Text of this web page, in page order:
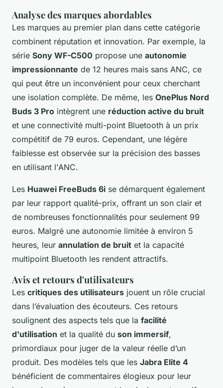
Analyse des marques abordables
Les marques au premier plan dans cette catégorie
combinent réputation et innovation. Par exemple, la
série Sony WF-C500 propose une autonomie
impressionnante de 12 heures mais sans ANC, ce
qui peut être un inconvénient pour ceux cherchant
une isolation complète. De même, les OnePlus Nord
Buds 3 Pro intègrent une réduction active du bruit
et une connectivité multi-point Bluetooth à un prix
compétitif de 79 euros. Cependant, une légère
faiblesse est observée sur la précision des basses
en utilisant l'ANC.
Les Huawei FreeBuds 6i se démarquent également
par leur rapport qualité-prix, offrant un son clair et
de nombreuses fonctionnalités pour seulement 99
euros. Malgré une autonomie limitée à environ 5
heures, leur annulation de bruit et la capacité
multipoint Bluetooth les rendent attractifs.
Avis et retours d'utilisateurs
Les critiques des utilisateurs jouent un rôle crucial
dans l’évaluation des écouteurs. Ces retours
soulignent des aspects tels que la facilité
d'utilisation et la qualité du son immersif,
primordiaux pour juger de la valeur réelle d’un
produit. Des modèles tels que les Jabra Elite 4
bénéficient de commentaires élogieux pour leur